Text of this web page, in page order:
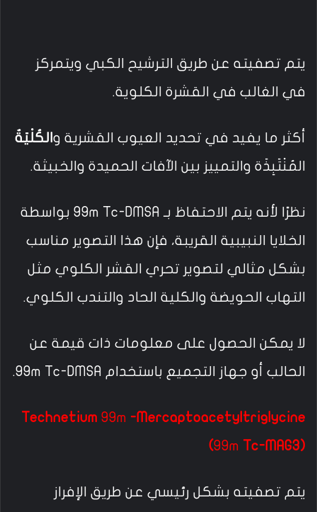
يتم تصفيته عن طريق الترشيح الكبي ويتمركز
في الغالب في القشرة الكلوية.
أكثر ما يفيد في تحديد العيوب القشرية والكُلْيَةٌ
المُنْتَبِذَة والتمييز بين الآفات الحميدة والخبيثة.
نظرًا لأنه يتم الاحتفاظ بـ 99m Tc-DMSA بواسطة
الخلايا النبيبية القريبة، فإن هذا التصوير مناسب
بشكل مثالي لتصوير تحري القشر الكلوي مثل
التهاب الحويضة والكلية الحاد والتندب الكلوي.
لا يمكن الحصول على معلومات ذات قيمة عن
الحالب أو جهاز التجميع باستخدام 99m Tc-DMSA.
Technetium 99m -Mercaptoacetyltriglycine
(99m Tc-MAG3)
يتم تصفيته بشكل رئيسي عن طريق الإفراز